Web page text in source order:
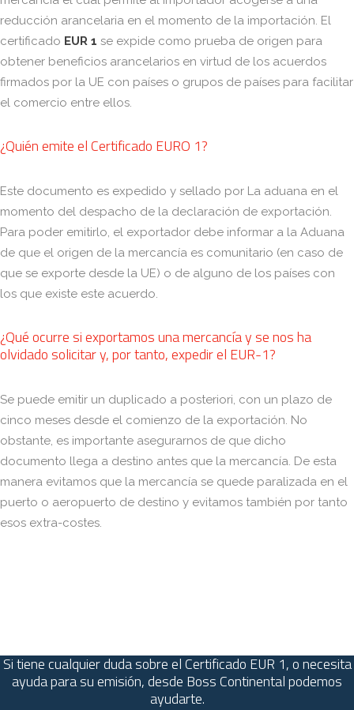
reducción arancelaria en el momento de la importación. El
certificado EUR 1 se expide como prueba de origen para
obtener beneficios arancelarios en virtud de los acuerdos
firmados por la UE con países o grupos de países para facilitar
el comercio entre ellos.
¿Quién emite el Certificado EURO 1?
Este documento es expedido y sellado por La aduana en el
momento del despacho de la declaración de exportación.
Para poder emitirlo, el exportador debe informar a la Aduana
de que el origen de la mercancía es comunitario (en caso de
que se exporte desde la UE) o de alguno de los países con
los que existe este acuerdo.
¿Qué ocurre si exportamos una mercancía y se nos ha
olvidado solicitar y, por tanto, expedir el EUR-1?
Se puede emitir un duplicado a posteriori, con un plazo de
cinco meses desde el comienzo de la exportación. No
obstante, es importante asegurarnos de que dicho
documento llega a destino antes que la mercancía. De esta
manera evitamos que la mercancía se quede paralizada en el
puerto o aeropuerto de destino y evitamos también por tanto
esos extra-costes.
Si tiene cualquier duda sobre el Certificado EUR 1, o necesita
ayuda para su emisión, desde Boss Continental podemos
ayudarte.